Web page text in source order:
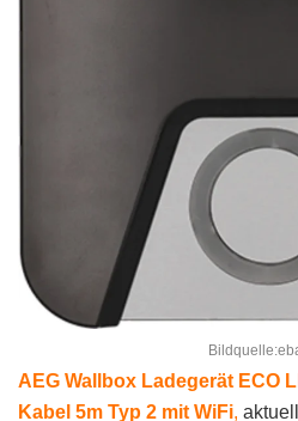
AEG Wallbox Ladegerät ECO
Kabel 5m Typ 2 mit WiFi,